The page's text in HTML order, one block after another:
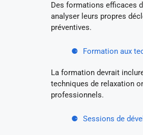
Des formations efficaces
analyser leurs propres
préventives.
Formation aux
La formation devrait
techniques de relaxation
professionnels.
Sessions de